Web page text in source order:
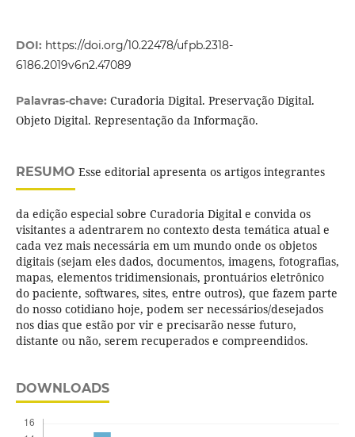
DOI: https://doi.org/10.22478/ufpb.2318-
6186.2019v6n2.47089
Palavras-chave: Curadoria Digital. Preservação Digital.
Objeto Digital. Representação da Informação.
RESUMO Esse editorial apresenta os artigos integrantes
da edição especial sobre Curadoria Digital e convida os
visitantes a adentrarem no contexto desta temática atual e
cada vez mais necessária em um mundo onde os objetos
digitais (sejam eles dados, documentos, imagens, fotografias,
mapas, elementos tridimensionais, prontuários eletrônico
do paciente, softwares, sites, entre outros), que fazem parte
do nosso cotidiano hoje, podem ser necessários/desejados
nos dias que estão por vir e precisarão nesse futuro,
distante ou não, serem recuperados e compreendidos.
DOWNLOADS